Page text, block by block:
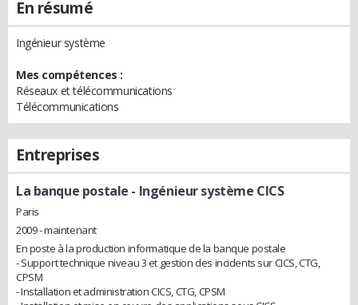
En résumé
Ingénieur système
Mes compétences :
Réseaux et télécommunications
Télécommunications
Entreprises
La banque postale - Ingénieur système CICS
Paris
2009 - maintenant
En poste à la production informatique de la banque postale
- Support technique niveau 3 et gestion des incidents sur CICS, CTG,
CPSM
- Installation et administration CICS, CTG, CPSM